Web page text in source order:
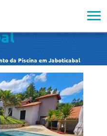
Piscina
da Piscina em Jaboticabal